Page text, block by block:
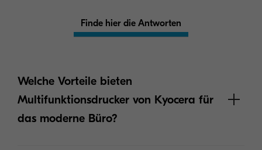
Finde hier die Antworten
Welche Vorteile bieten
Multifunktionsdrucker von Kyocera für
das moderne Büro?